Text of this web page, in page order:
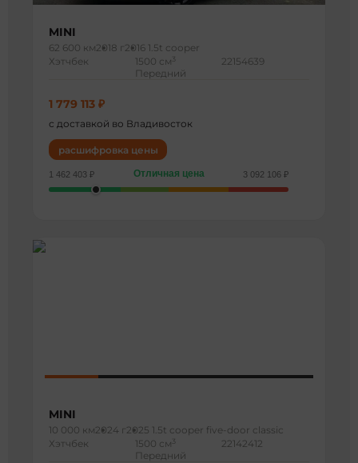
MINI
62 600 км2018 г 2016 1.5t cooper
Хэтчбек
1500 см 3
Передний
22154639
1 779 113 ₽
с доставкой во Владивосток
расшифровка цены
1 462 403 ₽ Отличная цена 3 092 106 ₽
MINI
10 000 км2024 г 2025 1.5t cooper five-door classic
Хэтчбек
1500 см 3
Передний
22142412